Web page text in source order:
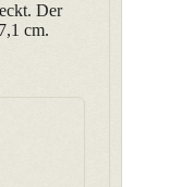
Der
cm.